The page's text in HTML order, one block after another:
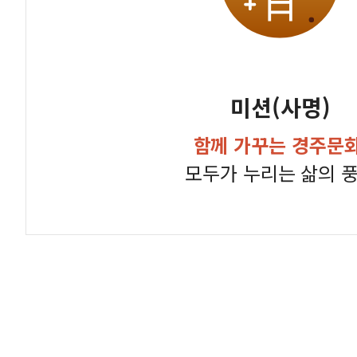
미션(사명)
함께 가꾸는 경주문
모두가 누리는 삶의